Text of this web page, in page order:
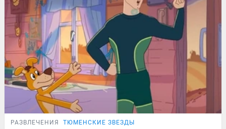
РАЗВЛЕЧЕНИЯ ТЮМЕНСКИЕ ЗВЕЗДЫ